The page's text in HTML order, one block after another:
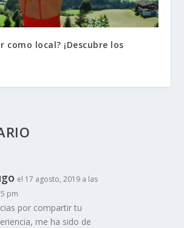
como local? ¡Descubre los
el 17 agosto, 2019 a las
pm
por compartir tu
me ha sido de